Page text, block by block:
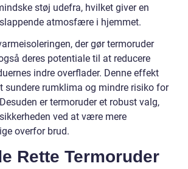
støj udefra, hvilket giver en
atmosfære i hjemmet.
der gør termoruder
deres potentiale til at reducere
indre overflader. Denne effekt
sundere rumklima og mindre risiko for
er termoruder et robust valg,
ved at være mere
overfor brud.
Rette Termoruder